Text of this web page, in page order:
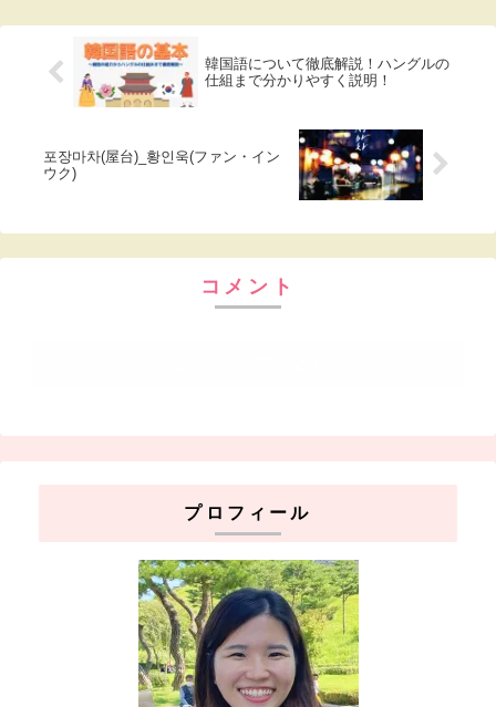
韓国語について徹底解説！ハングルの
仕組まで分かりやすく説明！
포장마차(屋台)_황인욱(ファン・イン
ウク)
コメント
プロフィール